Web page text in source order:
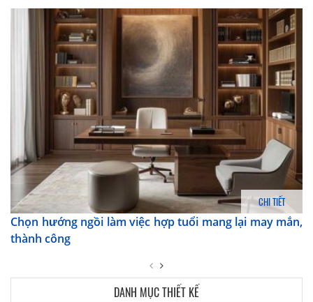
CHI TIẾT
Chọn hướng ngồi làm việc hợp tuổi mang lại may mắn,
thành công
DANH MỤC THIẾT KẾ